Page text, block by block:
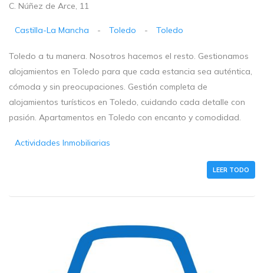
C. Núñez de Arce, 11
Castilla-La Mancha - Toledo - Toledo
Toledo a tu manera. Nosotros hacemos el resto. Gestionamos
alojamientos en Toledo para que cada estancia sea auténtica,
cómoda y sin preocupaciones. Gestión completa de
alojamientos turísticos en Toledo, cuidando cada detalle con
pasión. Apartamentos en Toledo con encanto y comodidad.
Actividades Inmobiliarias
LEER TODO